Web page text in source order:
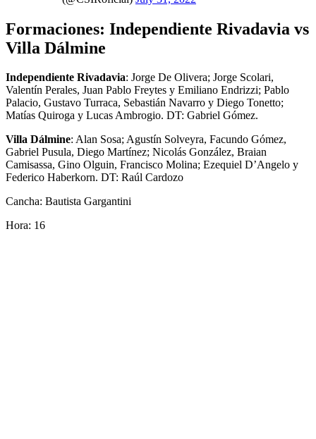
Formaciones: Independiente Rivadavia vs
Villa Dálmine
Independiente Rivadavia: Jorge De Olivera; Jorge Scolari,
Valentín Perales, Juan Pablo Freytes y Emiliano Endrizzi; Pablo
Palacio, Gustavo Turraca, Sebastián Navarro y Diego Tonetto;
Matías Quiroga y Lucas Ambrogio. DT: Gabriel Gómez.
Villa Dálmine: Alan Sosa; Agustín Solveyra, Facundo Gómez,
Gabriel Pusula, Diego Martínez; Nicolás González, Braian
Camisassa, Gino Olguin, Francisco Molina; Ezequiel D’Angelo y
Federico Haberkorn. DT: Raúl Cardozo
Cancha: Bautista Gargantini
Hora: 16